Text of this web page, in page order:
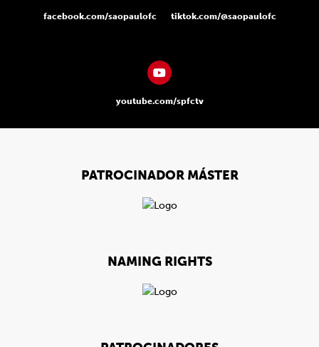
facebook.com/saopaulofc tiktok.com/@saopaulofc
youtube.com/spfctv
PATROCINADOR MÁSTER
NAMING RIGHTS